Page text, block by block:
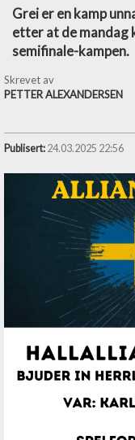
Grei er en kamp
etter at de mandag
semifinale-kampen.
Skrevet av
PETTER ALEXANDERSEN
Publisert: 24.03.2025 22:56